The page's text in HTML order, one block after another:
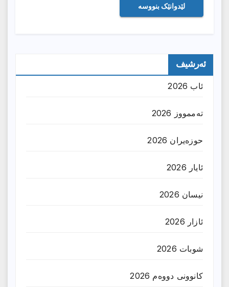
ئەرشیف
ئاب 2026
تەممووز 2026
حوزه‌یران 2026
ئایار 2026
نیسان 2026
ئازار 2026
شوبات 2026
کانوونی دووەم 2026